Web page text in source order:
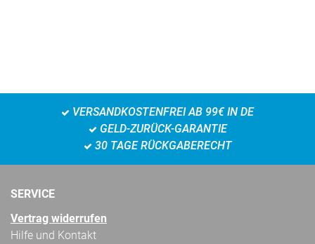
VERSANDKOSTENFREI AB 99€ IN DE
GELD-ZURÜCK-GARANTIE
30 TAGE RÜCKGABERECHT
SERVICE
Vertrag widerrufen
Hilfe und Kontakt